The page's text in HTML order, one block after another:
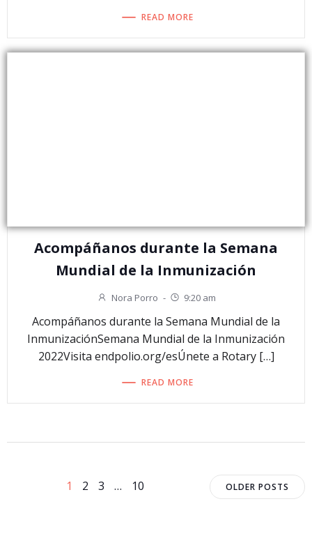
READ MORE
Acompáñanos durante la Semana
Mundial de la Inmunización
Nora Porro - 9:20 am
Acompáñanos durante la Semana Mundial de la
InmunizaciónSemana Mundial de la Inmunización
2022Visita endpolio.org/esÚnete a Rotary […]
READ MORE
Navegación
Página
1 Página
2 Página
3 … Página
10 OLDER POSTS